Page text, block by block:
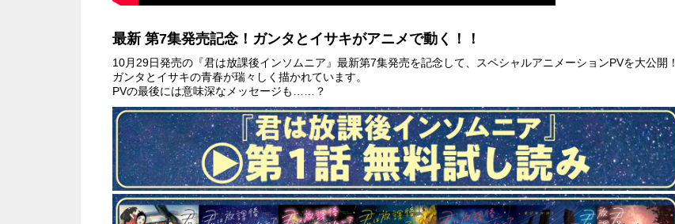
最新 第7集発売記念！ガンタとイサキがアニメで動く！！
10月29日発売の『君は放課後インソムニア』最新第7集発売を記念して、スペシャルアニメーションPVを大公開！
ガンタとイサキの青春が瑞々しく描かれています。
PVの最後には意味深なメッセージも……？